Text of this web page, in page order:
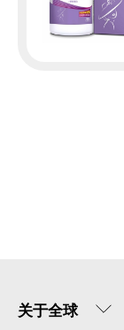
关于全球